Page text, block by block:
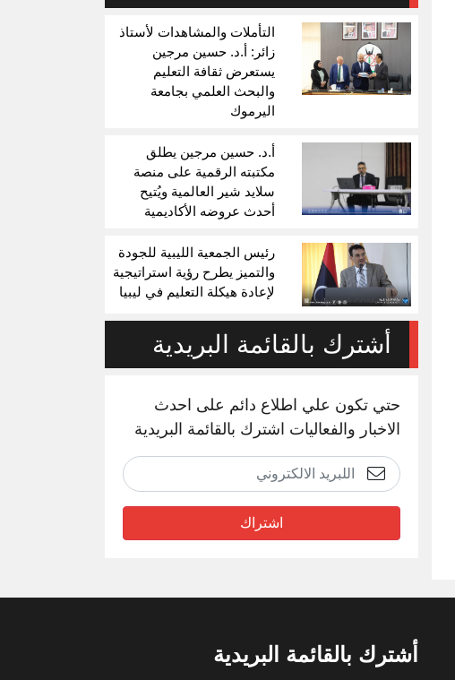
التأملات والمشاهدات لأستاذ
زائر: أ.د. حسين مرجين
يستعرض ثقافة التعليم
والبحث العلمي بجامعة
اليرموك
أ.د. حسين مرجين يطلق
مكتبته الرقمية على منصة
سلايد شير العالمية ويُتيح
أحدث عروضه الأكاديمية
رئيس الجمعية الليبية للجودة
والتميز يطرح رؤية استراتيجية
لإعادة هيكلة التعليم في ليبيا
أشترك بالقائمة البريدية
حتي تكون علي اطلاع دائم على احدث
الاخبار والفعاليات اشترك بالقائمة البريدية
اشتراك
أشترك بالقائمة البريدية